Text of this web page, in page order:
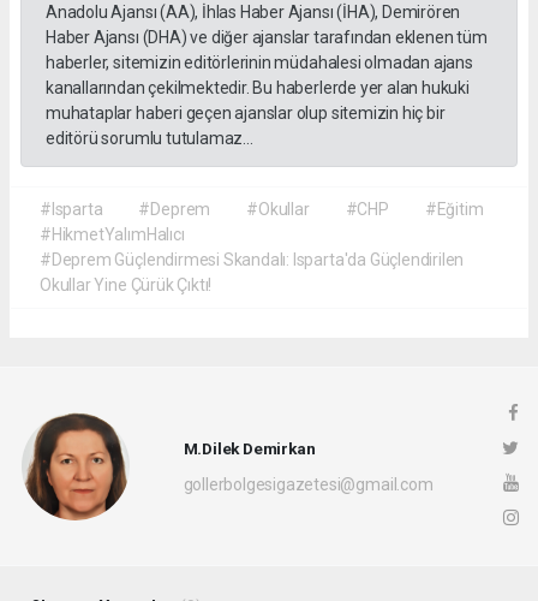
Anadolu Ajansı (AA), İhlas Haber Ajansı (İHA), Demirören
Haber Ajansı (DHA) ve diğer ajanslar tarafından eklenen tüm
haberler, sitemizin editörlerinin müdahalesi olmadan ajans
kanallarından çekilmektedir. Bu haberlerde yer alan hukuki
muhataplar haberi geçen ajanslar olup sitemizin hiç bir
editörü sorumlu tutulamaz...
#Isparta #Deprem #Okullar #CHP
#Eğitim
#HikmetYalımHalıcı
#Deprem Güçlendirmesi Skandalı: Isparta'da Güçlendirilen
Okullar Yine Çürük Çıktı!
M.Dilek Demirkan
gollerbolgesigazetesi@gmail.com